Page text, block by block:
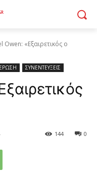
Owen: «Εξαιρετικός ο
ΣΥΝΕΝΤΕΥΞΕΙΣ
0
144